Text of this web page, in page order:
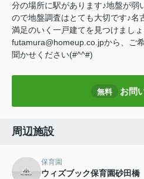
分の場所に駅があります♪地盤が弱
ので地盤調査はとても大切です♪名
満足のいく一戸建てを見つけまし
futamura@homeup.co.jpから、ご
聞かせください(#^^#)
無料 お問
周辺施設
保育園
ウィズブック保育園砂田橋